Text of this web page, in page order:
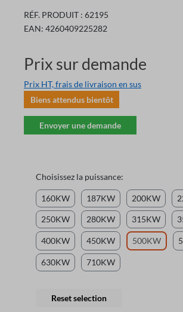
RÉF. PRODUIT : 62195
EAN: 4260409225282
Prix sur demande
Prix HT, frais de livraison en sus
Biens attendus bientôt
Envoyer une demande
Choisissez la puissance:
160KW 187KW 200KW
250KW 280KW 315KW
400KW 450KW 500KW
630KW 710KW
Reset selection